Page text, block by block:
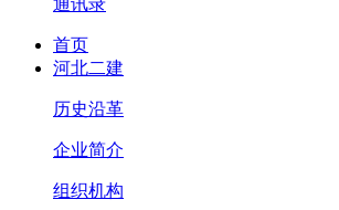
首页
河北二建
历史沿革
企业简介
组织机构